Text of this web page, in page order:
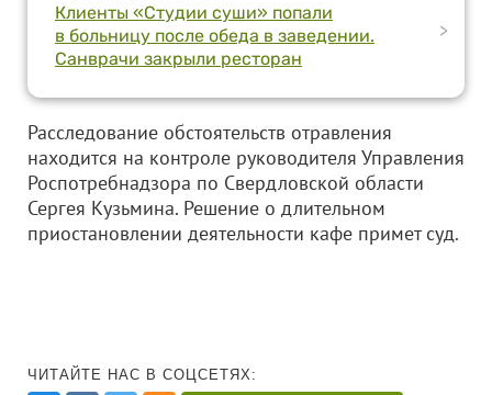
Клиенты «Студии суши» попали
в больницу после обеда в заведении.
Санврачи закрыли ресторан
>
Расследование обстоятельств отравления
находится на контроле руководителя Управления
Роспотребнадзора по Свердловской области
Сергея Кузьмина. Решение о длительном
приостановлении деятельности кафе примет суд.
ЧИТАЙТЕ НАС В СОЦСЕТЯХ: